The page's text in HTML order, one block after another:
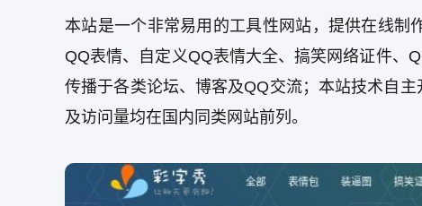
本站是一个非常易用的工具性网站，提供在线制
QQ表情、自定义QQ表情大全、搞笑网络证件、
传播于各类论坛、博客及QQ交流；本站技术自
及访问量均在国内同类网站前列。